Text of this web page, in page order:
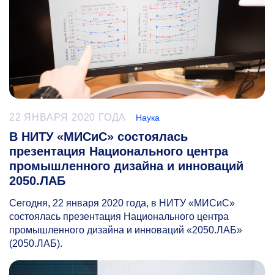
22 ЯНВАРЯ 2020 ГОДА Наука
В НИТУ «МИСиС» состоялась
презентация Национального центра
промышленного дизайна и инноваций
2050.ЛАБ
Сегодня, 22 января 2020 года, в НИТУ «МИСиС»
состоялась презентация Национального центра
промышленного дизайна и инноваций «2050.ЛАБ»
(2050.ЛАБ).